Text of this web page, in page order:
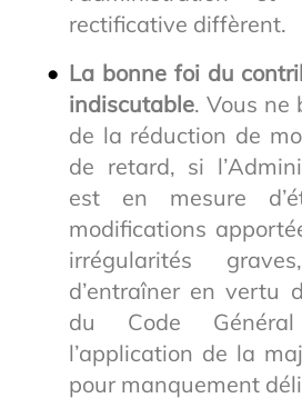
rectificative diffèrent.
La bonne foi du
indiscutable. Vous ne
de la réduction de
de retard, si
est en mesure
modifications
irrégularités
d’entraîner en vertu
du Code
l’application de la
pour manquement